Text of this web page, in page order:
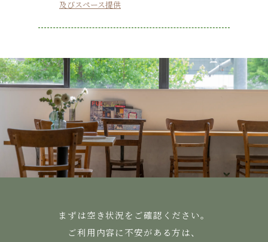
及びスペース提供
まずは空き状況をご確認ください。
ご利用内容に不安がある方は、